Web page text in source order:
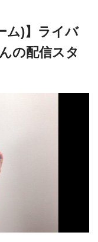
ム)】ライバ
の配信スタ